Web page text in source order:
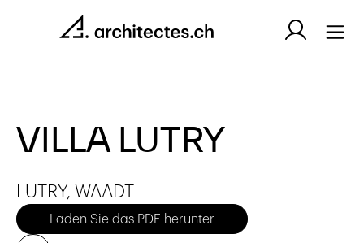
VILLA LUTRY
LUTRY, WAADT
Laden Sie das PDF herunter